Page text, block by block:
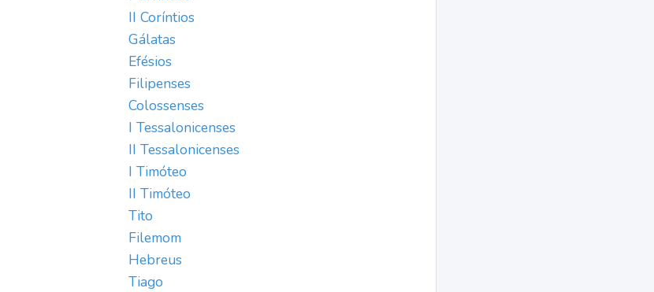
II Coríntios
Gálatas
Efésios
Filipenses
Colossenses
I Tessalonicenses
II Tessalonicenses
I Timóteo
II Timóteo
Tito
Filemom
Hebreus
Tiago